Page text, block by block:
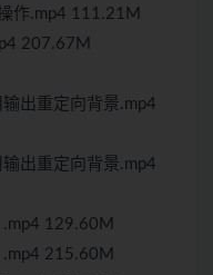
作.mp4 111.21M
207.67M
出重定向背景.mp4
出重定向背景.mp4
129.60M
215.60M